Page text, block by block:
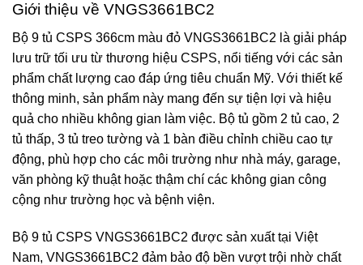
Giới thiệu về VNGS3661BC2
Bộ 9 tủ CSPS 366cm màu đỏ VNGS3661BC2 là giải pháp
lưu trữ tối ưu từ thương hiệu CSPS, nổi tiếng với các sản
phẩm chất lượng cao đáp ứng tiêu chuẩn Mỹ. Với thiết kế
thông minh, sản phẩm này mang đến sự tiện lợi và hiệu
quả cho nhiều không gian làm việc. Bộ tủ gồm 2 tủ cao, 2
tủ thấp, 3 tủ treo tường và 1 bàn điều chỉnh chiều cao tự
động, phù hợp cho các môi trường như nhà máy, garage,
văn phòng kỹ thuật hoặc thậm chí các không gian công
cộng như trường học và bệnh viện.
Bộ 9 tủ CSPS VNGS3661BC2 được sản xuất tại Việt
Nam, VNGS3661BC2 đảm bảo độ bền vượt trội nhờ chất